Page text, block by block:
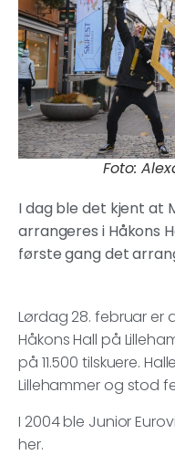
Foto:
I dag ble det kjent at
arrangeres i Håkons
første gang det
Lørdag 28. februar er
Håkons Hall på
på 11.500 tilskuere.
Lillehammer og stod
I 2004 ble Junior
her.